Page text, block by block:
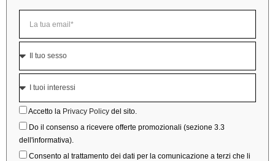
Accetto la Privacy Policy del sito.
Do il consenso a ricevere offerte promozionali (sezione 3.3
dell'informativa).
Consento al trattamento dei dati per la comunicazione a terzi che li